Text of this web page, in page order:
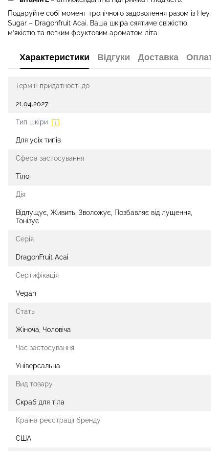
Подаруйте собі момент тропічного задоволення разом із Hey,
Sugar – Dragonfruit Acai. Ваша шкіра сяятиме свіжістю,
м’якістю та легким фруктовим ароматом літа.
Характеристики Відгуки Доставка Оплата
Термін придатності до
21.04.2027
Тип шкіри
Для усіх типів
Сфера застосування
Тіло
Дія
Відлущує, Живить, Зволожує, Позбавляє від лущення,
Тонізує
Серія
DragonFruit Acai
Сертифікація
Vegan
Стать
Жіноча, Чоловіча
Час застосування
Універсальна
Вид товару
Скраб для тіла
Країна реєстрації бренду
США